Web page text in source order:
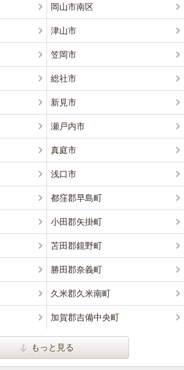
岡山市南区
津山市
笠岡市
総社市
新見市
瀬戸内市
真庭市
浅口市
都窪郡早島町
小田郡矢掛町
苫田郡鏡野町
勝田郡奈義町
久米郡久米南町
加賀郡吉備中央町
もっと見る